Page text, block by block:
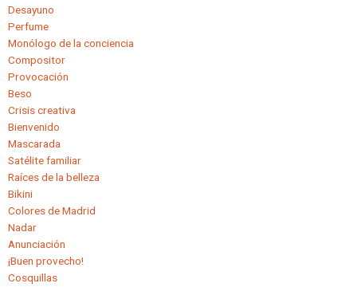
Desayuno
Perfume
Monólogo de la conciencia
Compositor
Provocación
Beso
Crisis creativa
Bienvenido
Mascarada
Satélite familiar
Raíces de la belleza
Bikini
Colores de Madrid
Nadar
Anunciación
¡Buen provecho!
Cosquillas